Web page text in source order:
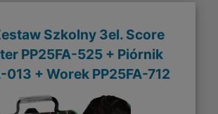
Szkolny 3el. Score
PP25FA-525 + Piórnik
013 + Worek PP25FA-712